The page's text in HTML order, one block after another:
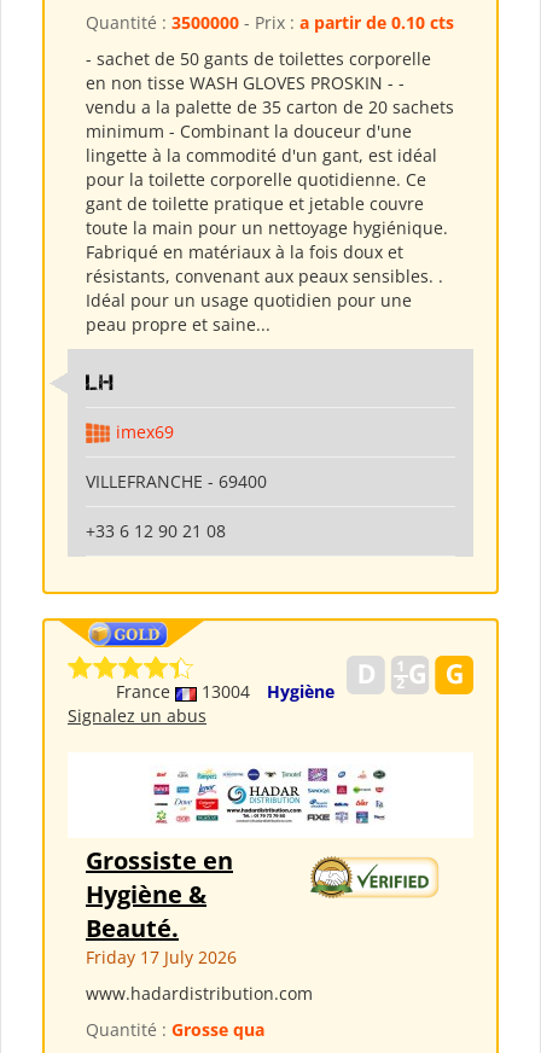
Quantité : 3500000 - Prix : a partir de 0.10 cts
- sachet de 50 gants de toilettes corporelle
en non tisse WASH GLOVES PROSKIN - -
vendu a la palette de 35 carton de 20 sachets
minimum - Combinant la douceur d'une
lingette à la commodité d'un gant, est idéal
pour la toilette corporelle quotidienne. Ce
gant de toilette pratique et jetable couvre
toute la main pour un nettoyage hygiénique.
Fabriqué en matériaux à la fois doux et
résistants, convenant aux peaux sensibles. .
Idéal pour un usage quotidien pour une
peau propre et saine...
LH
imex69
VILLEFRANCHE - 69400
+33 6 12 90 21 08
France 13004
Hygiène
Signalez un abus
Grossiste en
Hygiène &
Beauté.
Friday 17 July 2026
www.hadardistribution.com
Quantité : Grosse qua